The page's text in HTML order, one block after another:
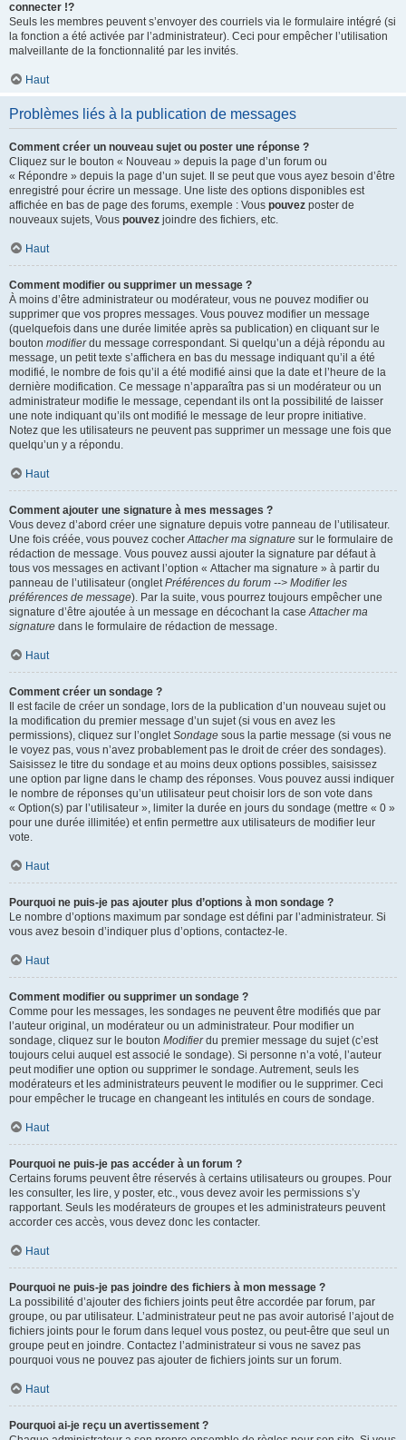
connecter !?
Seuls les membres peuvent s’envoyer des courriels via le formulaire intégré (si
la fonction a été activée par l’administrateur). Ceci pour empêcher l’utilisation
malveillante de la fonctionnalité par les invités.
Haut
Problèmes liés à la publication de messages
Comment créer un nouveau sujet ou poster une réponse ?
Cliquez sur le bouton « Nouveau » depuis la page d’un forum ou
« Répondre » depuis la page d’un sujet. Il se peut que vous ayez besoin d’être
enregistré pour écrire un message. Une liste des options disponibles est
affichée en bas de page des forums, exemple : Vous pouvez poster de
nouveaux sujets, Vous pouvez joindre des fichiers, etc.
Haut
Comment modifier ou supprimer un message ?
À moins d’être administrateur ou modérateur, vous ne pouvez modifier ou
supprimer que vos propres messages. Vous pouvez modifier un message
(quelquefois dans une durée limitée après sa publication) en cliquant sur le
bouton modifierdu message correspondant. Si quelqu’un a déjà répondu au
message, un petit texte s’affichera en bas du message indiquant qu’il a été
modifié, le nombre de fois qu’il a été modifié ainsi que la date et l’heure de la
dernière modification. Ce message n’apparaîtra pas si un modérateur ou un
administrateur modifie le message, cependant ils ont la possibilité de laisser
une note indiquant qu’ils ont modifié le message de leur propre initiative.
Notez que les utilisateurs ne peuvent pas supprimer un message une fois que
quelqu’un y a répondu.
Haut
Comment ajouter une signature à mes messages ?
Vous devez d’abord créer une signature depuis votre panneau de l’utilisateur.
Une fois créée, vous pouvez cocherAttacher ma signature sur le formulaire de
rédaction de message. Vous pouvez aussi ajouter la signature par défaut à
tous vos messages en activant l’option « Attacher ma signature » à partir du
panneau de l’utilisateur (ongletPréférences du forum --> Modifier les
préférences de message). Par la suite, vous pourrez toujours empêcher une
signature d’être ajoutée à un message en décochant la caseAttacher ma
signature dans le formulaire de rédaction de message.
Haut
Comment créer un sondage ?
Il est facile de créer un sondage, lors de la publication d’un nouveau sujet ou
la modification du premier message d’un sujet (si vous en avez les
permissions), cliquez sur l’ongletSondage sous la partie message (si vous ne
le voyez pas, vous n’avez probablement pas le droit de créer des sondages).
Saisissez le titre du sondage et au moins deux options possibles, saisissez
une option par ligne dans le champ des réponses. Vous pouvez aussi indiquer
le nombre de réponses qu’un utilisateur peut choisir lors de son vote dans
« Option(s) par l’utilisateur », limiter la durée en jours du sondage (mettre « 0 »
pour une durée illimitée) et enfin permettre aux utilisateurs de modifier leur
vote.
Haut
Pourquoi ne puis-je pas ajouter plus d’options à mon sondage ?
Le nombre d’options maximum par sondage est défini par l’administrateur. Si
vous avez besoin d’indiquer plus d’options, contactez-le.
Haut
Comment modifier ou supprimer un sondage ?
Comme pour les messages, les sondages ne peuvent être modifiés que par
l’auteur original, un modérateur ou un administrateur. Pour modifier un
sondage, cliquez sur le bouton Modifierdu premier message du sujet (c’est
toujours celui auquel est associé le sondage). Si personne n’a voté, l’auteur
peut modifier une option ou supprimer le sondage. Autrement, seuls les
modérateurs et les administrateurs peuvent le modifier ou le supprimer. Ceci
pour empêcher le trucage en changeant les intitulés en cours de sondage.
Haut
Pourquoi ne puis-je pas accéder à un forum ?
Certains forums peuvent être réservés à certains utilisateurs ou groupes. Pour
les consulter, les lire, y poster, etc., vous devez avoir les permissions s’y
rapportant. Seuls les modérateurs de groupes et les administrateurs peuvent
accorder ces accès, vous devez donc les contacter.
Haut
Pourquoi ne puis-je pas joindre des fichiers à mon message ?
La possibilité d’ajouter des fichiers joints peut être accordée par forum, par
groupe, ou par utilisateur. L’administrateur peut ne pas avoir autorisé l’ajout de
fichiers joints pour le forum dans lequel vous postez, ou peut-être que seul un
groupe peut en joindre. Contactez l’administrateur si vous ne savez pas
pourquoi vous ne pouvez pas ajouter de fichiers joints sur un forum.
Haut
Pourquoi ai-je reçu un avertissement ?